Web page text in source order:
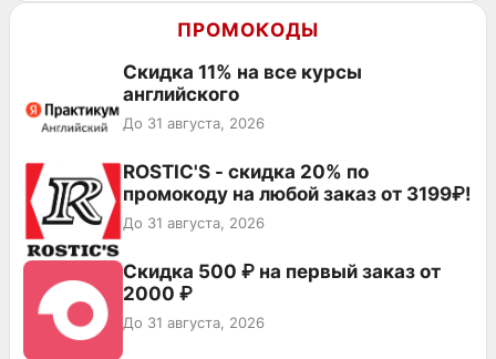
ПРОМОКОДЫ
Скидка 11% на все курсы
английского
До 31 августа, 2026
ROSTIC'S - скидка 20% по
промокоду на любой заказ от 3199₽!
До 31 августа, 2026
Скидка 500 ₽ на первый заказ от
2000 ₽
До 31 августа, 2026